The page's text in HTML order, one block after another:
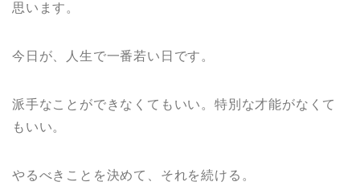
思います。
今日が、人生で一番若い日です。
派手なことができなくてもいい。特別な才能がなくて
もいい。
やるべきことを決めて、それを続ける。